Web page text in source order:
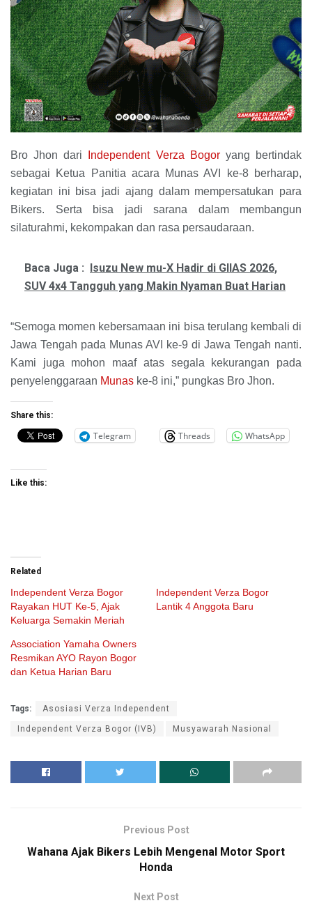
Bro Jhon dari Independent Verza Bogoryang bertindak
sebagai Ketua Panitia acara Munas AVI ke-8 berharap,
kegiatan ini bisa jadi ajang dalam mempersatukan para
Bikers. Serta bisa jadi sarana dalam membangun
silaturahmi, kekompakan dan rasa persaudaraan.
Baca Juga : Isuzu New mu-X Hadir di GIIAS 2026,
SUV 4x4 Tangguh yang Makin Nyaman Buat Harian
“Semoga momen kebersamaan ini bisa terulang kembali di
Jawa Tengah pada Munas AVI ke-9 di Jawa Tengah nanti.
Kami juga mohon maaf atas segala kekurangan pada
penyelenggaraan Munas ke-8 ini,” pungkas Bro Jhon.
Share this:
Telegram Threads WhatsApp
Like this:
Related
Independent Verza Bogor
Rayakan HUT Ke-5, Ajak
Keluarga Semakin Meriah
Independent Verza Bogor
Lantik 4 Anggota Baru
Association Yamaha Owners
Resmikan AYO Rayon Bogor
dan Ketua Harian Baru
Tags: Asosiasi Verza Independent
Independent Verza Bogor (IVB) Musyawarah Nasional
Previous Post
Wahana Ajak Bikers Lebih Mengenal Motor Sport
Honda
Next Post